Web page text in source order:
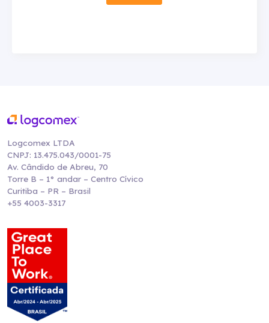
Logcomex LTDA
CNPJ: 13.475.043/0001-75
Av. Cândido de Abreu, 70
Torre B – 1° andar – Centro Cívico
Curitiba – PR – Brasil
+55 4003-3317